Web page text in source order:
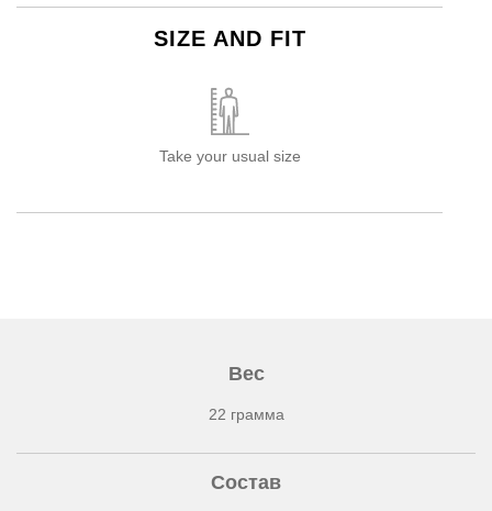
SIZE AND FIT
Take your usual size
Вес
22 грамма
Состав